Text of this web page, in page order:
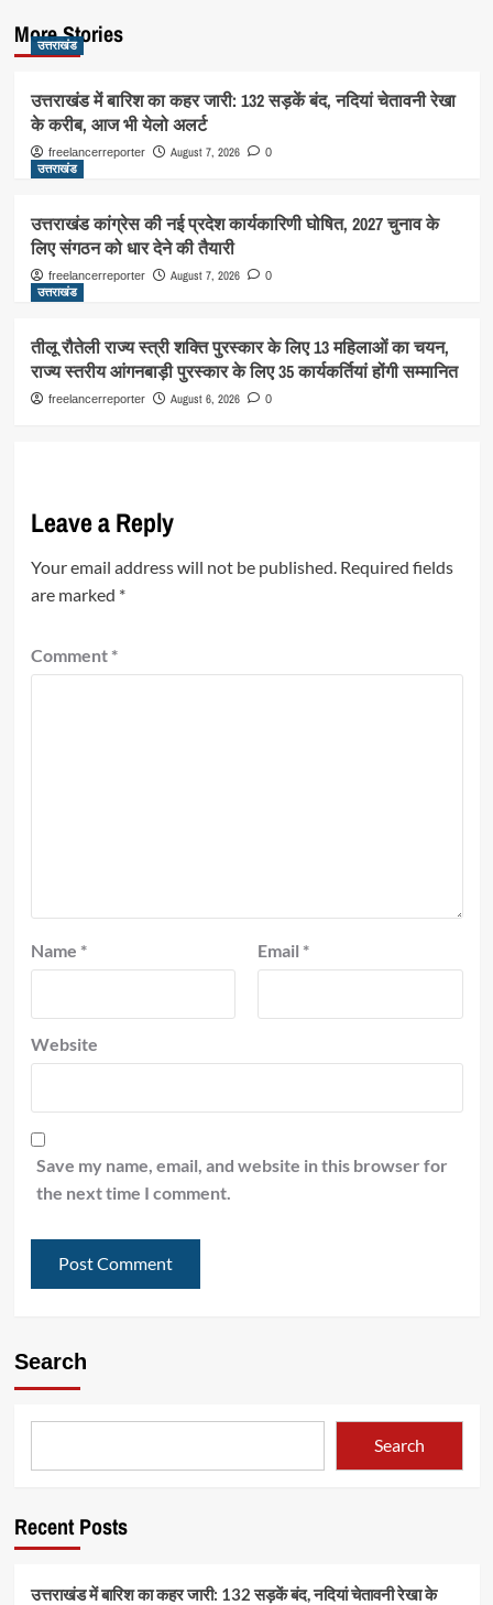
More Stories
उत्तराखंड
उत्तराखंड में बारिश का कहर जारी: 132 सड़कें बंद, नदियां चेतावनी रेखा
के करीब, आज भी येलो अलर्ट
freelancerreporter August 7, 2026 0
उत्तराखंड
उत्तराखंड कांग्रेस की नई प्रदेश कार्यकारिणी घोषित, 2027 चुनाव के
लिए संगठन को धार देने की तैयारी
freelancerreporter August 7, 2026 0
उत्तराखंड
तीलू रौतेली राज्य स्त्री शक्ति पुरस्कार के लिए 13 महिलाओं का चयन,
राज्य स्तरीय आंगनबाड़ी पुरस्कार के लिए 35 कार्यकर्तियां होंगी सम्मानित
freelancerreporter August 6, 2026 0
Leave a Reply
Your email address will not be published. Required fields
are marked *
Comment *
Name * Email *
Website
Save my name, email, and website in this browser for
the next time I comment.
Search
Search
Recent Posts
उत्तराखंड में बारिश का कहर जारी: 132 सड़कें बंद, नदियां चेतावनी रेखा के